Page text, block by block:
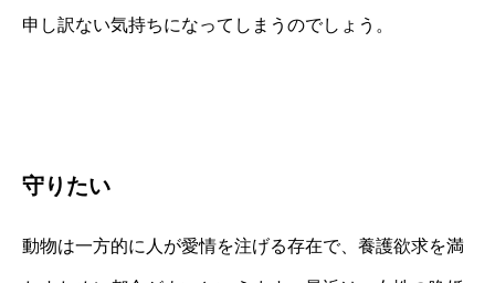
申し訳ない気持ちになってしまうのでしょう。
守りたい
動物は一方的に人が愛情を注げる存在で、養護欲求を満